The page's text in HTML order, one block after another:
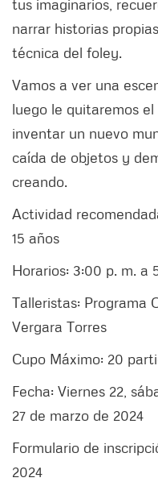
tus imaginarios,
narrar historias
técnica del foley.
Vamos a ver una
luego le quitaremos
inventar un nuevo
caída de objetos y
creando.
Actividad
15 años
Horarios: 3:00 p. m. a
Talleristas: Programa
Vergara Torres
Cupo Máximo: 20
Fecha: Viernes 22,
27 de marzo de 2024
Formulario de
2024